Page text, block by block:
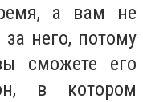
а вам не
за него, потому
сможете его
в котором